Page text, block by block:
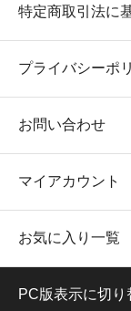
特定商取引法に
プライバシーポ
お問い合わせ
マイアカウント
お気に入り一覧
PC版表示に切り